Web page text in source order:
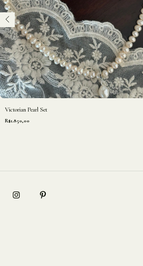
Victorian Pearl Set
R$1.850,00